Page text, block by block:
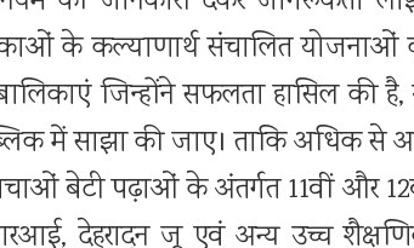
के कल्याणार्थ संचालित योजनाओं
जिन्होंने सफलता हासिल की
में साझा की जाए। ताकि अधिक से
बेटी पढ़ाओं के अंतर्गत 11वीं और
देहरादून जू एवं अन्य उच्च